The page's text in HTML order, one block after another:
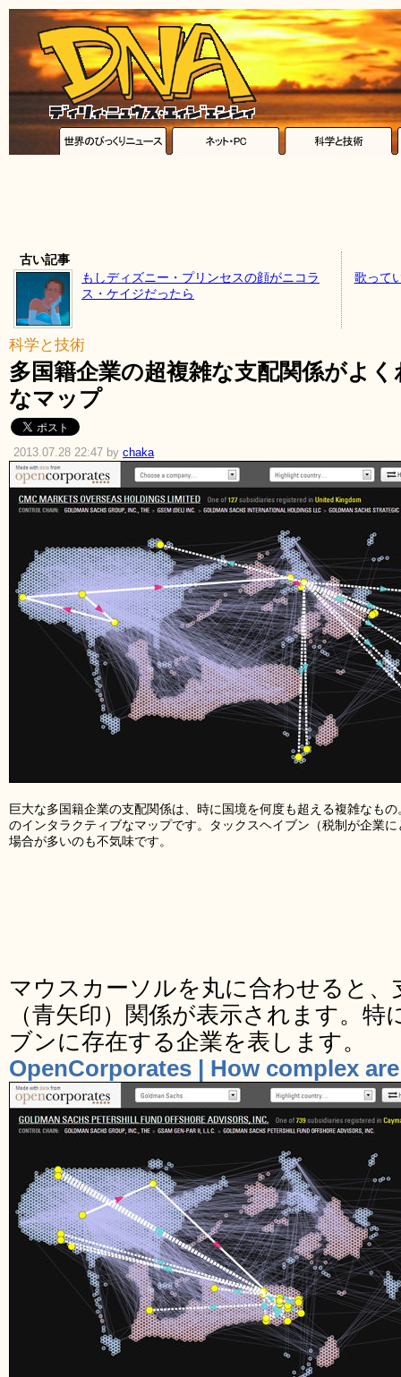
古い記事
もしディズニー・プリンセスの顔がニコラ
ス・ケイジだったら
歌って
科学と技術
多国籍企業の超複雑な支配関係がよ
なマップ
2013.07.28 22:47 by chaka
巨大な多国籍企業の支配関係は、時に国境を何度も超える複雑なも
のインタラクティブなマップです。タックスヘイブン（税制が企業
場合が多いのも不気味です。
マウスカーソルを丸に合わせると、
（青矢印）関係が表示されます。
ブンに存在する企業を表します。
OpenCorporates | How complex